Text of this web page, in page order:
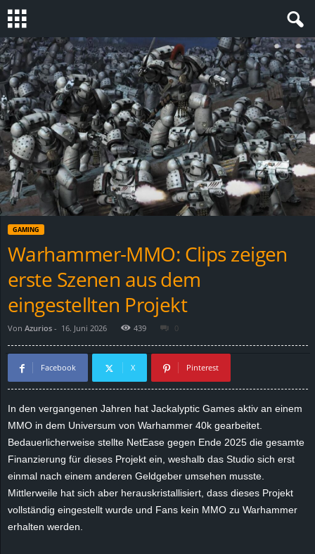
S
e
v
i
n
GAMING
Warhammer-MMO: Clips zeigen
erste Szenen aus dem
eingestellten Projekt
Von Azurios - 16. Juni 2026 439 0
Facebook X Pinterest
In den vergangenen Jahren hat Jackalyptic Games aktiv an einem
MMO in dem Universum von Warhammer 40k gearbeitet.
Bedauerlicherweise stellte NetEase gegen Ende 2025 die gesamte
Finanzierung für dieses Projekt ein, weshalb das Studio sich erst
einmal nach einem anderen Geldgeber umsehen musste.
Mittlerweile hat sich aber herauskristallisiert, dass dieses Projekt
vollständig eingestellt wurde und Fans kein MMO zu Warhammer
erhalten werden.